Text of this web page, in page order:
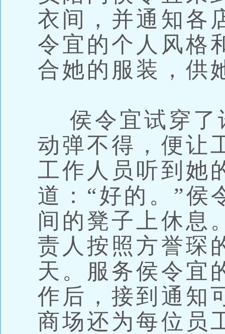
衣间，并通知各
令宜的个人风格
合她的服装，供
侯令宜试穿了
动弹不得，便让
工作人员听到她
道：“好的。”侯
间的凳子上休息
责人按照方誉琛
天。服务侯令宜
作后，接到通知
商场还为每位员